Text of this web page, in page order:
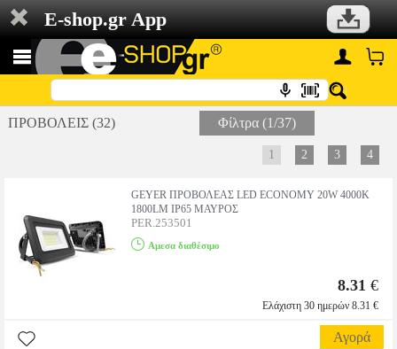
E-shop.gr App
ΠΡΟΒΟΛΕΙΣ (32) Φίλτρα (1/37)
1 2 3 4
GEYER ΠΡΟΒΟΛΕΑΣ LED ECONOMY 20W 4000K
1800LM IP65 ΜΑΥΡΟΣ
PER.253501
Αμεσα διαθέσιμο
8.31 €
Ελάχιστη 30 ημερών 8.31 €
Αγορά